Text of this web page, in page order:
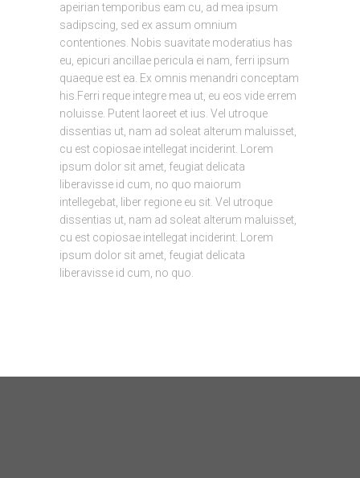
apeirian temporibus eam cu, ad mea ipsum
sadipscing, sed ex assum omnium
contentiones. Nobis suavitate moderatius has
eu, epicuri ancillae pericula ei nam, ferri ipsum
quaeque est ea. Ex omnis menandri conceptam
his.Ferri reque integre mea ut, eu eos vide errem
noluisse. Putent laoreet et ius. Vel utroque
dissentias ut, nam ad soleat alterum maluisset,
cu est copiosae intellegat inciderint. Lorem
ipsum dolor sit amet, feugiat delicata
liberavisse id cum, no quo maiorum
intellegebat, liber regione eu sit. Vel utroque
dissentias ut, nam ad soleat alterum maluisset,
cu est copiosae intellegat inciderint. Lorem
ipsum dolor sit amet, feugiat delicata
liberavisse id cum, no quo.